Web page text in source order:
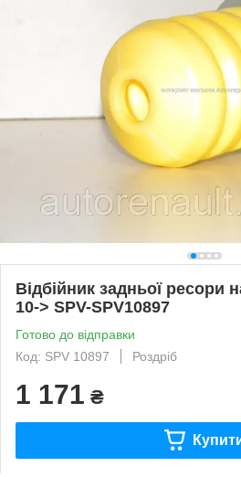
Відбійник задньої ресори
10-> SPV-SPV10897
Готово до відправки
Код: SPV 10897
Роздріб
1 171 ₴